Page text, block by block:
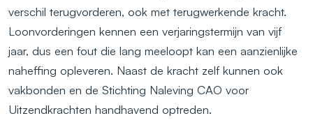
verschil terugvorderen, ook met terugwerkende kracht.
Loonvorderingen kennen een verjaringstermijn van vijf
jaar, dus een fout die lang meeloopt kan een aanzienlijke
naheffing opleveren. Naast de kracht zelf kunnen ook
vakbonden en de Stichting Naleving CAO voor
Uitzendkrachten handhavend optreden.